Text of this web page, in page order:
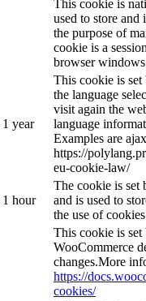
This cookie is
used to store
the purpose of
cookie is a
browser
1 year
This cookie is set
the language
visit again the
language
Examples are
https://
eu-cookie-law/
1 hour
The cookie is set
and is used to
the use of
This cookie is set
WooCommerce
changes.More
https://
cookies/